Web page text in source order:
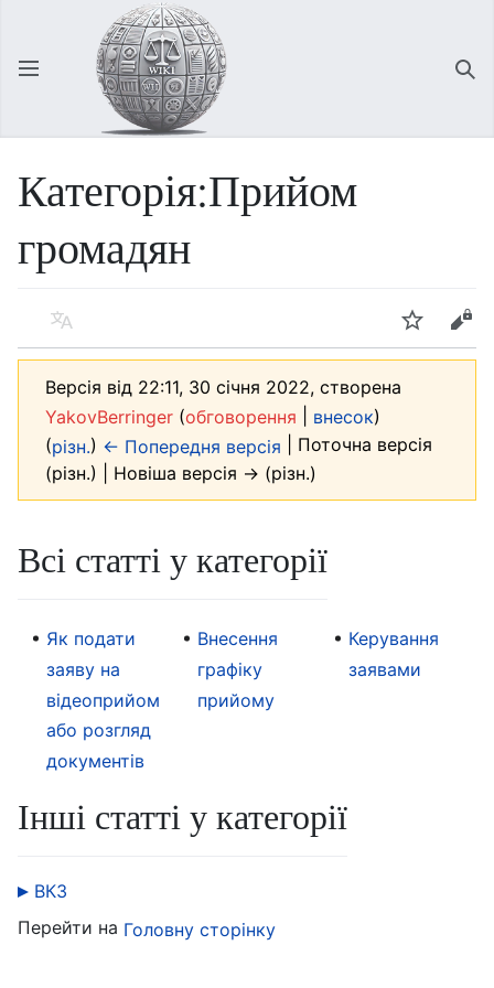
Відкрити головне меню
Категорія:Прийом
громадян
Мова Спостерігати Редагувати
Версія від 22:11, 30 січня 2022, створена
YakovBerringer (обговорення внесок)
(різн.) ← Попередня версія | Поточна версія
(різн.) | Новіша версія → (різн.)
Всі статті у категорії
Як подати
заяву на
відеоприйом
або розгляд
документів
Внесення
графіку
прийому
Керування
заявами
Інші статті у категорії
ВКЗ
Перейти на Головну сторінку